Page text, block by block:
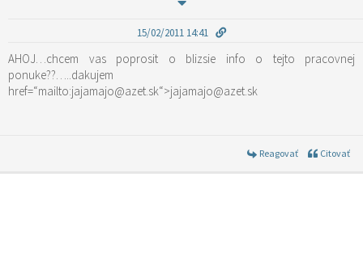
15/02/2011 14:41
AHOJ…chcem vas poprosit o blizsie info o tejto pracovnej
ponuke??…..dakujem
href=“mailto:jajamajo@azet.sk“>jajamajo@azet.sk
Reagovať Citovať